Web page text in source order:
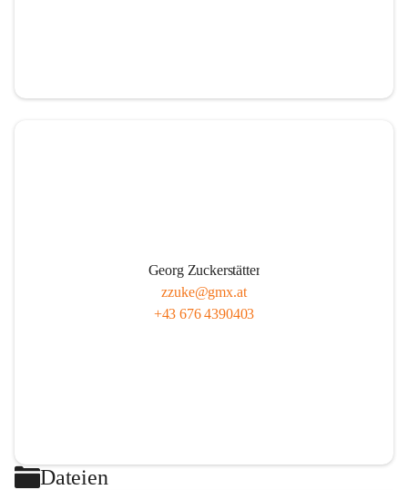
Georg Zuckerstätter
zzuke@gmx.at
+43 676 4390403
Dateien